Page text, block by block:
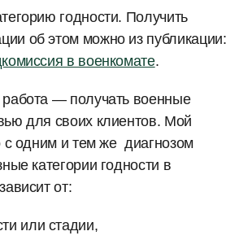
годности. Получить
об этом можно из публикации:
в военкомате.
— получать военные
для своих клиентов. Мой
с одним и тем же диагнозом
категории годности в
от:
или стадии,